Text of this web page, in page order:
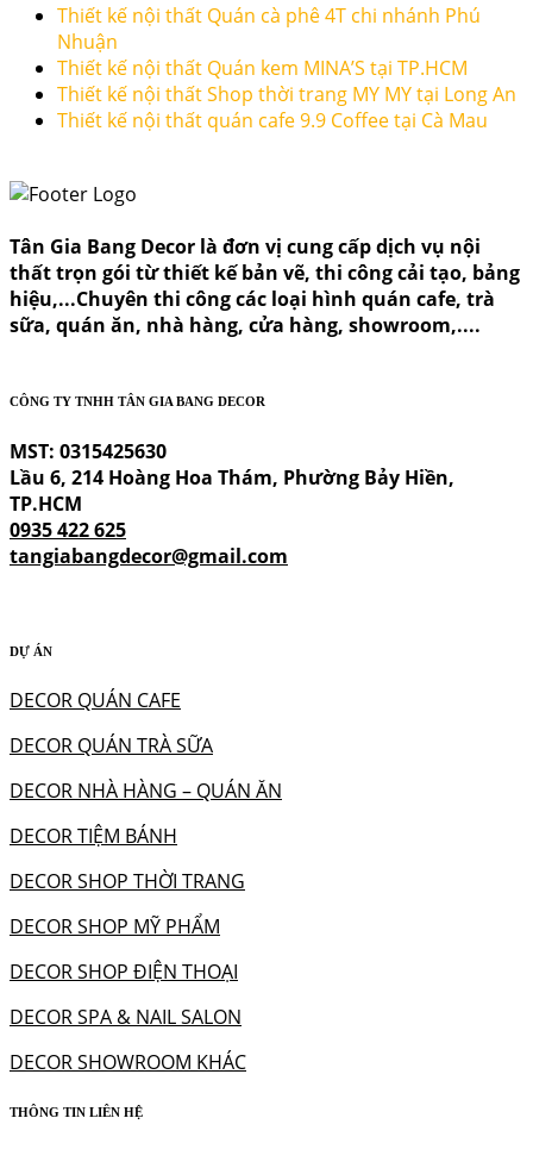
Thiết kế nội thất Quán cà phê 4T chi nhánh Phú
Nhuận
Thiết kế nội thất Quán kem MINA’S tại TP.HCM
Thiết kế nội thất Shop thời trang MY MY tại Long An
Thiết kế nội thất quán cafe 9.9 Coffee tại Cà Mau
Tân Gia Bang Decor là đơn vị cung cấp dịch vụ nội
thất trọn gói từ thiết kế bản vẽ, thi công cải tạo, bảng
hiệu,...Chuyên thi công các loại hình quán cafe, trà
sữa, quán ăn, nhà hàng, cửa hàng, showroom,....
CÔNG TY TNHH TÂN GIA BANG DECOR
MST: 0315425630
Lầu 6, 214 Hoàng Hoa Thám, Phường Bảy Hiền,
TP.HCM
0935 422 625
tangiabangdecor@gmail.com
DỰ ÁN
DECOR QUÁN CAFE
DECOR QUÁN TRÀ SỮA
DECOR NHÀ HÀNG – QUÁN ĂN
DECOR TIỆM BÁNH
DECOR SHOP THỜI TRANG
DECOR SHOP MỸ PHẨM
DECOR SHOP ĐIỆN THOẠI
DECOR SPA & NAIL SALON
DECOR SHOWROOM KHÁC
THÔNG TIN LIÊN HỆ